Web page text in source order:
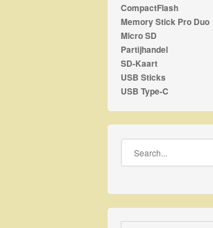
CompactFlash
Memory Stick Pro Duo
Micro SD
Partijhandel
SD-Kaart
USB Sticks
USB Type-C